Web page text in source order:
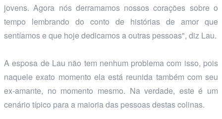
jovens. Agora nós derramamos nossos corações sobre o
tempo lembrando do conto de histórias de amor que
sentíamos e que hoje dedicamos a outras pessoas", diz Lau.
A esposa de Lau não tem nenhum problema com isso, pois
naquele exato momento ela está reunida também com seu
ex-amante, no momento mesmo. Na verdade, este é um
cenário típico para a maioria das pessoas destas colinas.